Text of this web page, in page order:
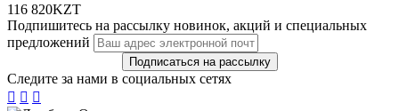
116 820KZT
Подпишитесь на рассылку новинок, акций и специальных
предложений
Следите за нами в социальных сетях
  